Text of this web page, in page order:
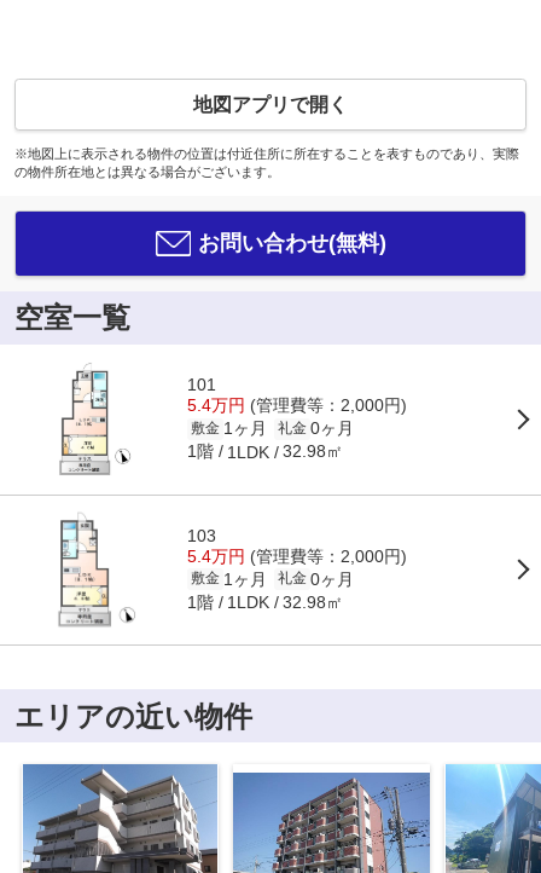
地図アプリで開く
※地図上に表示される物件の位置は付近住所に所在することを表すものであり、実際
の物件所在地とは異なる場合がございます。
お問い合わせ(無料)
空室一覧
101
5.4万円 (管理費等：2,000円)
敷金 1ヶ月 礼金 0ヶ月
1階 1LDK 32.98㎡
103
5.4万円 (管理費等：2,000円)
敷金 1ヶ月 礼金 0ヶ月
1階 1LDK 32.98㎡
エリアの近い物件